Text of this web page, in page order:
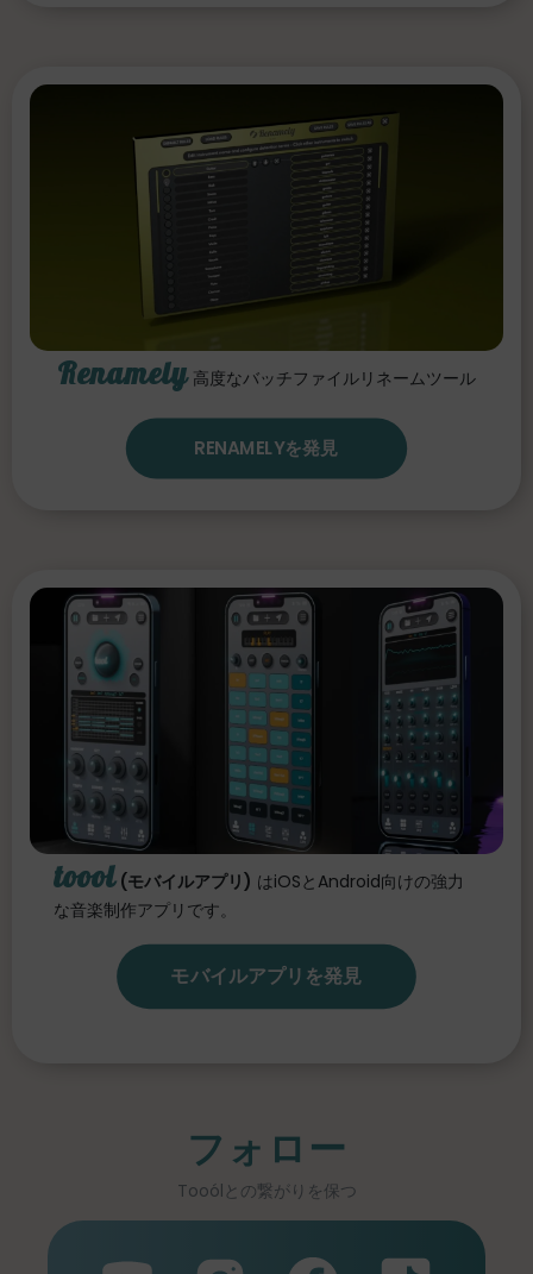
Renamely 高度なバッチファイルリネームツール
RENAMELYを発見
toool (モバイルアプリ) はiOSとAndroid向けの強力
な音楽制作アプリです。
モバイルアプリを発見
フォロー
Tooólとの繋がりを保つ